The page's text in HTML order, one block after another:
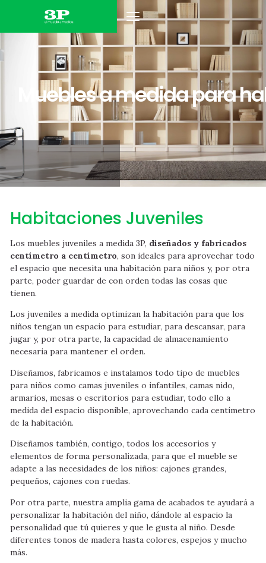
Muebles a medida para
Habitaciones Juveniles
Los muebles juveniles a medida 3P, diseñados y fabricados
centímetro a centímetro, son ideales para aprovechar todo
el espacio que necesita una habitación para niños y, por otra
parte, poder guardar de con orden todas las cosas que
tienen.
Los juveniles a medida optimizan la habitación para que los
niños tengan un espacio para estudiar, para descansar, para
jugar y, por otra parte, la capacidad de almacenamiento
necesaria para mantener el orden.
Diseñamos, fabricamos e instalamos todo tipo de muebles
para niños como camas juveniles o infantiles, camas nido,
armarios, mesas o escritorios para estudiar, todo ello a
medida del espacio disponible, aprovechando cada centímetro
de la habitación.
Diseñamos también, contigo, todos los accesorios y
elementos de forma personalizada, para que el mueble se
adapte a las necesidades de los niños: cajones grandes,
pequeños, cajones con ruedas.
Por otra parte, nuestra amplia gama de acabados te ayudará a
personalizar la habitación del niño, dándole al espacio la
personalidad que tú quieres y que le gusta al niño. Desde
diferentes tonos de madera hasta colores, espejos y mucho
más.